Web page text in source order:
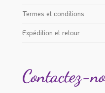
Termes et conditions
Expédition et retour
Contactez-